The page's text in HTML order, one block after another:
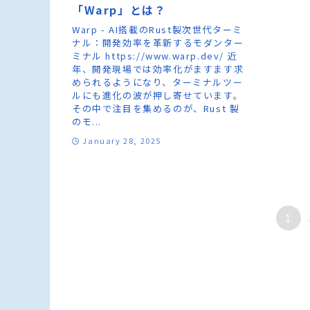
「Warp」とは？
Warp - AI搭載のRust製次世代ターミ
ナル：開発効率を革新するモダンター
ミナル https://www.warp.dev/ 近
年、開発現場では効率化がますます求
められるようになり、ターミナルツー
ルにも進化の波が押し寄せています。
その中で注目を集めるのが、Rust 製
のモ...
January 28, 2025
1